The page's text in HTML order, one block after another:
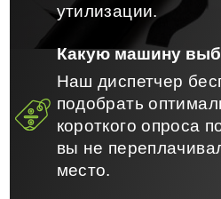
утилизации.
Какую машину
Наш диспетчер
подобрать
короткого опроса
вы не
место.